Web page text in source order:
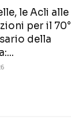
le Acli alle
per il 70°
della